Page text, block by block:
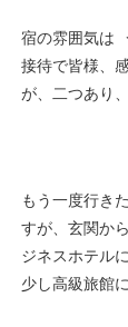
宿の雰囲気は
接待で皆様、
が、二つあり
もう一度行き
すが、玄関か
ジネスホテル
少し高級旅館